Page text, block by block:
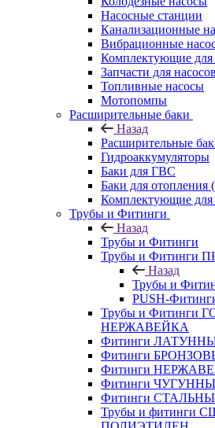
Насосные станции
Канализационные
Вибрационные
Комплектующие для
Запчасти для насосов
Топливные насосы
Мотопомпы
Расширительные баки
Назад
Расширительные
Гидроаккумуляторы
Баки для ГВС
Баки для отопления
Комплектующие для
Трубы и Фитинги
Назад
Трубы и Фитинги
Трубы и Фитинги
Назад
Трубы и
PUSH-
Трубы и Фитинги
НЕРЖАВЕЙКА
Фитинги
Фитинги
Фитинги
Фитинги
Фитинги
Трубы и фитинги